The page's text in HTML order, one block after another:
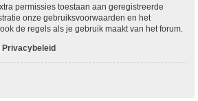
permissies toestaan aan geregistreerde
onze gebruiksvoorwaarden en het
de regels als je gebruik maakt van het forum.
Privacybeleid